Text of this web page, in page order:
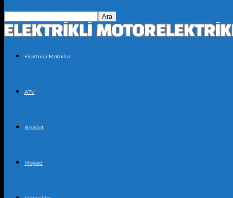
Elektrikli Motorlar
ATV
Bisiklet
Moped